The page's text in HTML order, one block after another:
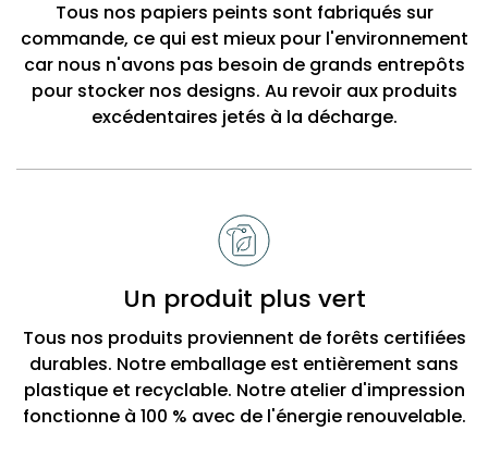
Tous nos papiers peints sont fabriqués sur
commande, ce qui est mieux pour l'environnement
car nous n'avons pas besoin de grands entrepôts
pour stocker nos designs. Au revoir aux produits
excédentaires jetés à la décharge.
Un produit plus vert
Tous nos produits proviennent de forêts certifiées
durables. Notre emballage est entièrement sans
plastique et recyclable. Notre atelier d'impression
fonctionne à 100 % avec de l'énergie renouvelable.